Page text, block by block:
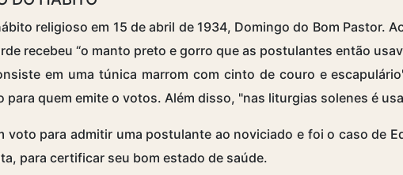
religioso em 15 de abril de 1934, Domingo do Bom Pastor.
recebeu “o manto preto e gorro que as postulantes então
em uma túnica marrom com cinto de couro e
para quem emite o votos. Além disso, "nas liturgias solenes é
voto para admitir uma postulante ao noviciado e foi o caso de
para certificar seu bom estado de saúde.